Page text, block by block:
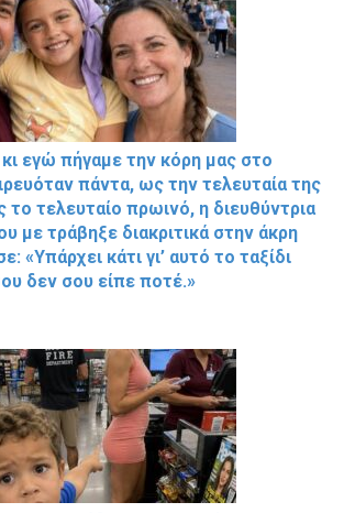
εγώ πήγαμε την κόρη μας στο
πάντα, ως την τελευταία της
το τελευταίο πρωινό, η διευθύντρια
με τράβηξε διακριτικά στην άκρη
«Υπάρχει κάτι γι’ αυτό το ταξίδι
δεν σου είπε ποτέ.»